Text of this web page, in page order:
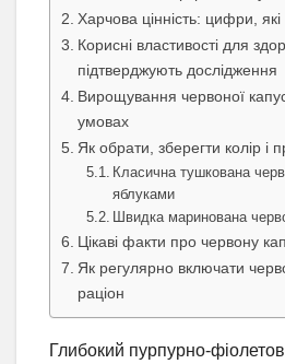
Харчова цінність: цифри,
Корисні властивості для
підтверджують дослідження
Вирощування червоної
умовах
Як обрати, зберегти колір і
Класична тушкована
яблуками
Швидка маринована
Цікаві факти про червону
Як регулярно включати
раціон
Глибокий пурпурно-